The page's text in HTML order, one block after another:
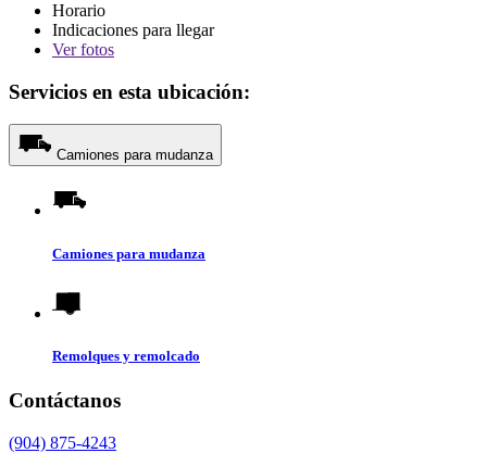
Horario
Indicaciones para llegar
Verfotos
Servicios en esta ubicación:
Camiones para mudanza
Camiones para mudanza
Remolques y remolcado
Contáctanos
(904) 875-4243